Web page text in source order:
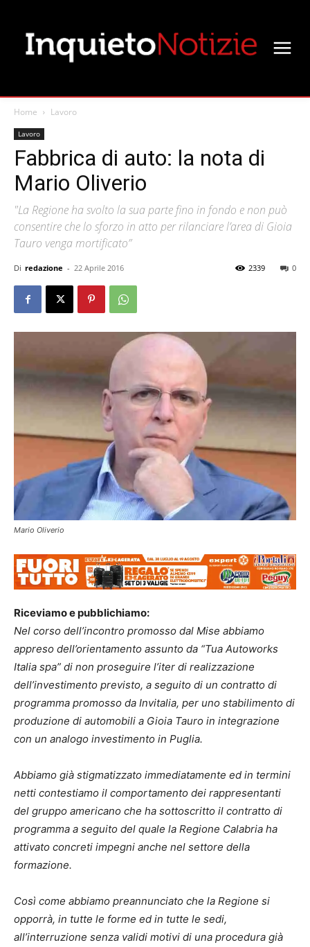
Home Lavoro
Lavoro
Fabbrica di auto: la nota di
Mario Oliverio
"La Regione ha svolto la sua parte fino in fondo e non può
consentire che lo sforzo in atto per rilanciare l’area di Gioia
Tauro venga mortificato”
Di redazione - 22 Aprile 2016 0
2339
Mario Oliverio
Riceviamo e pubblichiamo:
Nel corso dell’incontro promosso dal Mise abbiamo
appreso dell’orientamento assunto da “Tua Autoworks
Italia spa” di non proseguire l’iter di realizzazione
dell’investimento previsto, a seguito di un contratto di
programma promosso da Invitalia, per uno stabilimento di
produzione di automobili a Gioia Tauro in integrazione
con un analogo investimento in Puglia.
Abbiamo già stigmatizzato immediatamente ed in termini
netti contestiamo il comportamento dei rappresentanti
del gruppo americano che ha sottoscritto il contratto di
programma a seguito del quale la Regione Calabria ha
attivato concreti impegni anche nel settore della
formazione.
Così come abbiamo preannunciato che la Regione si
opporrà, in tutte le forme ed in tutte le sedi,
all’interruzione senza validi motivi di una procedura già